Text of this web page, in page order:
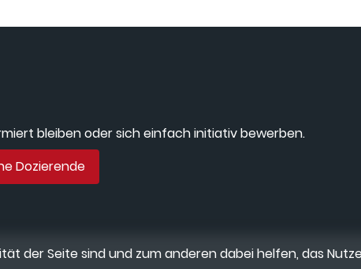
bleiben oder sich einfach initiativ bewerben.
Dozierende
der Seite sind und zum anderen dabei helfen, das